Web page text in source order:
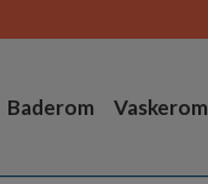
Baderom Vaskerom